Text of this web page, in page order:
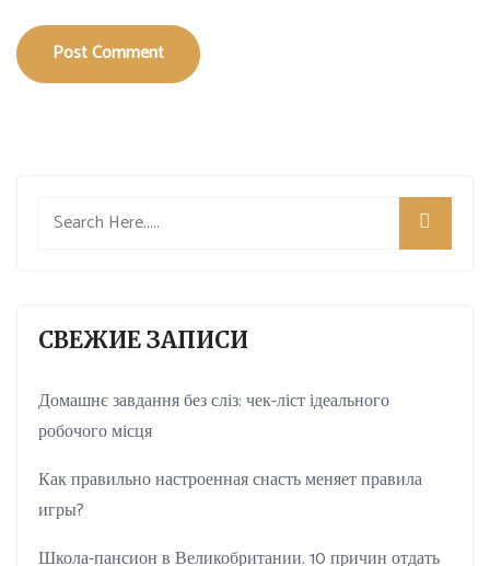
Post Comment
СВЕЖИЕ ЗАПИСИ
Домашнє завдання без сліз: чек-ліст ідеального
робочого місця
Как правильно настроенная снасть меняет правила
игры?
Школа-пансион в Великобритании. 10 причин отдать